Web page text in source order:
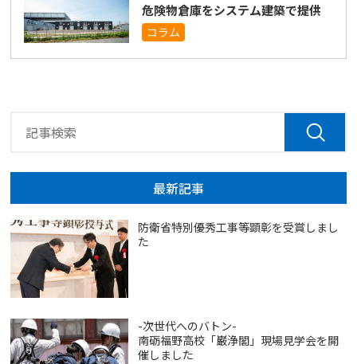
危険物倉庫をシステム建築で提供
コラム
最新記事
防衛省特別優秀工事等顕彰を受賞しまし
た
-次世代へのバトン-
南砺福野高校「巌浄閣」現場見学会を開
催しました